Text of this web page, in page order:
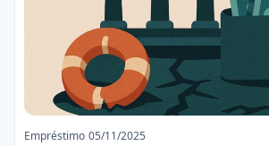
Empréstimo 05/11/2025